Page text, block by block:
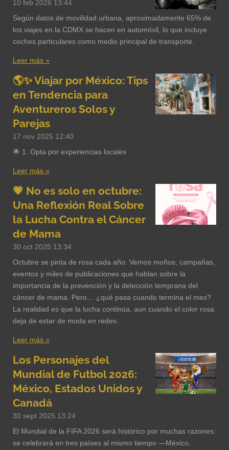
10 feb 2026 13:44
Según datos de movilidad urbana, aproximadamente 65% de
los viajes en la CDMX se hacen en automóvil, lo que incluye
coches particulares como medio principal de transporte.
Leer más »
🌎✨ Viajar por México: Tips
en Tendencia para
Aventureros Solos y
Parejas
17 nov 2025 12:40
🌟 1. Opta por experiencias locales
Leer más »
💗 No es solo en octubre:
Una Reflexión Real Sobre
la Lucha Contra el Cáncer
de Mama
30 oct 2025 13:34
Octubre se pinta de rosa cada año. Vemos moños, campañas,
eventos y miles de publicaciones que hablan sobre la
importancia de la prevención y la detección temprana del
cáncer de mama. Pero… ¿qué pasa cuando termina el mes?
La realidad es que la lucha continúa, aun cuando el color rosa
deja de estar de moda en redes.
Leer más »
Los Personajes del
Mundial de Futbol 2026:
México, Estados Unidos y
Canadá
30 sept 2025 13:24
El Mundial de la FIFA 2026 será histórico por muchas razones:
se celebrará en tres países al mismo tiempo —México,